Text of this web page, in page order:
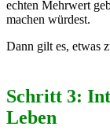
echten Mehrwert
machen würdest.
Dann gilt es, etwas
Schritt 3:
Leben